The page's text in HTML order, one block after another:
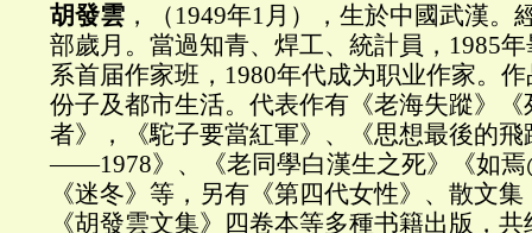
胡發雲 ，（1949年1月），生於中國武漢。
部歲月。當過知青、焊工、統計員，1985
系首届作家班，1980年代成为职业作家。
份子及都市生活。代表作有《老海失蹤》
者》，《駝子要當紅軍》、《思想最後的飛
——1978》、《老同學白漢生之死》《如焉
《迷冬》等，另有《第四代女性》、散文
《胡發雲文集》四卷本等多種书籍出版，